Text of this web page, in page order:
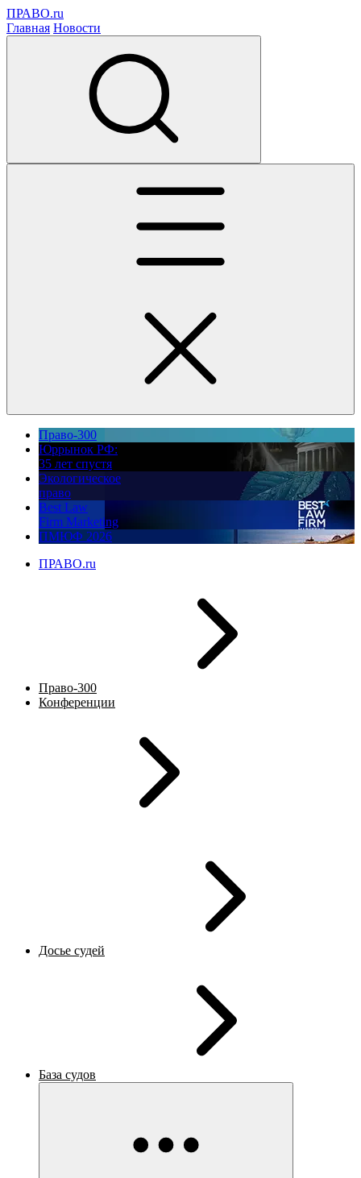
ПРАВО.ru
Главная Новости
Право-300
Юррынок РФ:
35 лет спустя
Экологическое
право
Best Law
Firm Marketing
ПМЮФ 2026
ПРАВО.ru
Право-300
Конференции
Досье судей
База судов